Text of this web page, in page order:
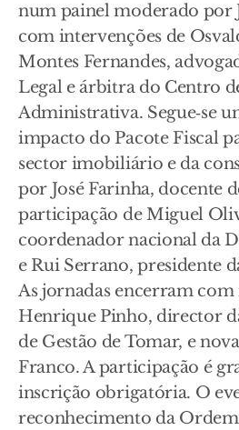
num painel moderado por
com intervenções de
Montes Fernandes,
Legal e árbitra do Centro
Administrativa. Segue‑se
impacto do Pacote Fiscal
sector imobiliário e da
por José Farinha, docente
participação de Miguel
coordenador nacional da
e Rui Serrano, presidente
As jornadas encerram
Henrique Pinho, director
de Gestão de Tomar, e
Franco. A participação é
inscrição obrigatória. O
reconhecimento da